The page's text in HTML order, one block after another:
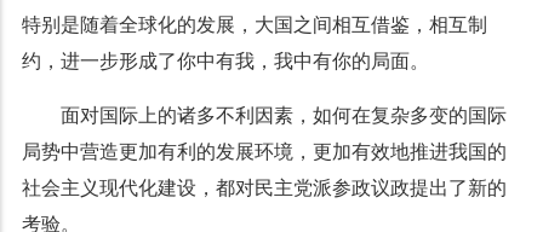
特别是随着全球化的发展，大国之间相互借鉴，相互制
约，进一步形成了你中有我，我中有你的局面。
面对国际上的诸多不利因素，如何在复杂多变的国际
局势中营造更加有利的发展环境，更加有效地推进我国的
社会主义现代化建设，都对民主党派参政议政提出了新的
考验。